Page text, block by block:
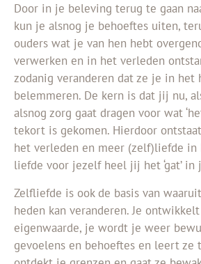
Door in je beleving terug te gaan
kun je alsnog je behoeftes uiten,
ouders wat je van hen hebt
verwerken en in het verleden
zodanig veranderen dat ze je in het
belemmeren. De kern is dat jij nu,
alsnog zorg gaat dragen voor wat
tekort is gekomen. Hierdoor
het verleden en meer (zelf)liefde in
liefde voor jezelf heel jij het ‘gat’ in
Zelfliefde is ook de basis van
heden kan veranderen. Je
eigenwaarde, je wordt je weer
gevoelens en behoeftes en leert ze